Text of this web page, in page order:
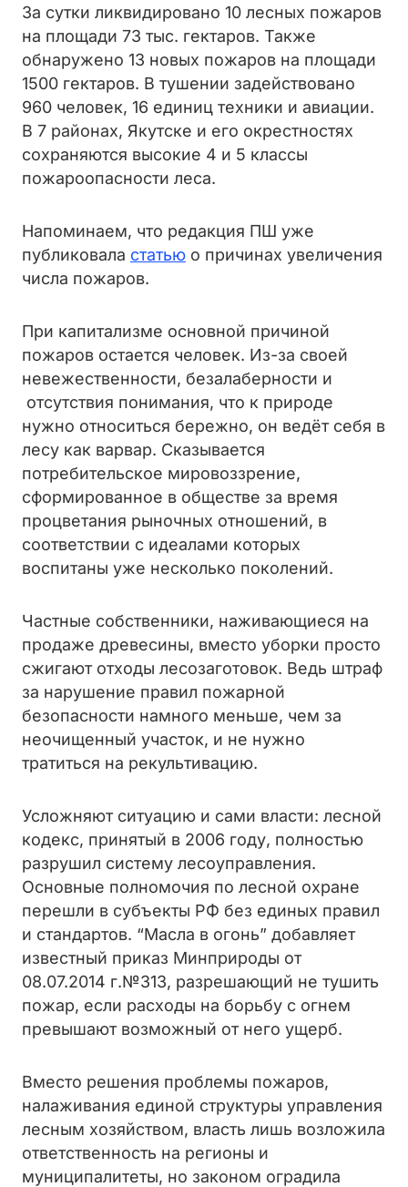
За сутки ликвидировано 10 лесных пожаров
на площади 73 тыс. гектаров. Также
обнаружено 13 новых пожаров на площади
1500 гектаров. В тушении задействовано
960 человек, 16 единиц техники и авиации.
В 7 районах, Якутске и его окрестностях
сохраняются высокие 4 и 5 классы
пожароопасности леса.
Напоминаем, что редакция ПШ уже
публиковала статью о причинах увеличения
числа пожаров.
При капитализме основной причиной
пожаров остается человек. Из-за своей
невежественности, безалаберности и
отсутствия понимания, что к природе
нужно относиться бережно, он ведёт себя в
лесу как варвар. Сказывается
потребительское мировоззрение,
сформированное в обществе за время
процветания рыночных отношений, в
соответствии с идеалами которых
воспитаны уже несколько поколений.
Частные собственники, наживающиеся на
продаже древесины, вместо уборки просто
сжигают отходы лесозаготовок. Ведь штраф
за нарушение правил пожарной
безопасности намного меньше, чем за
неочищенный участок, и не нужно
тратиться на рекультивацию.
Усложняют ситуацию и сами власти: лесной
кодекс, принятый в 2006 году, полностью
разрушил систему лесоуправления.
Основные полномочия по лесной охране
перешли в субъекты РФ без единых правил
и стандартов. “Масла в огонь” добавляет
известный приказ Минприроды от
08.07.2014 г.№313, разрешающий не тушить
пожар, если расходы на борьбу с огнем
превышают возможный от него ущерб.
Вместо решения проблемы пожаров,
налаживания единой структуры управления
лесным хозяйством, власть лишь возложила
ответственность на регионы и
муниципалитеты, но законом оградила